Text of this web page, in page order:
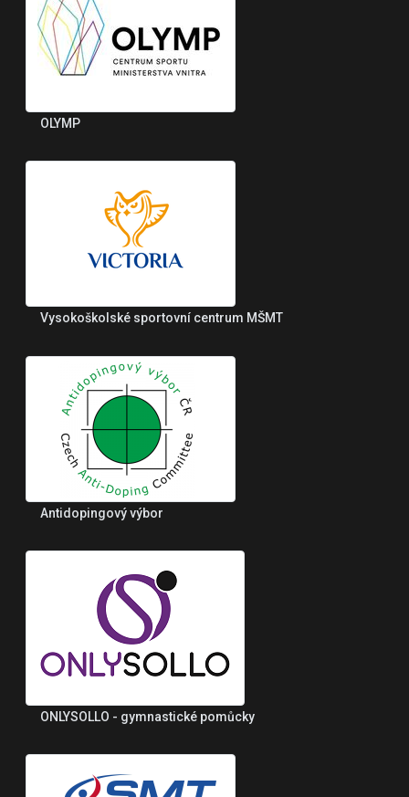
OLYMP
Vysokoškolské sportovní centrum MŠMT
Antidopingový výbor
ONLYSOLLO - gymnastické pomůcky